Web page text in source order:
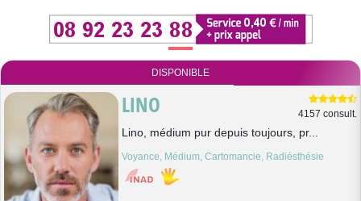
DISPONIBLE
LINO 4157 consult.
Lino, médium pur depuis toujours, pr...
Voyance, Médium, Cartomancie, Radiésthésie